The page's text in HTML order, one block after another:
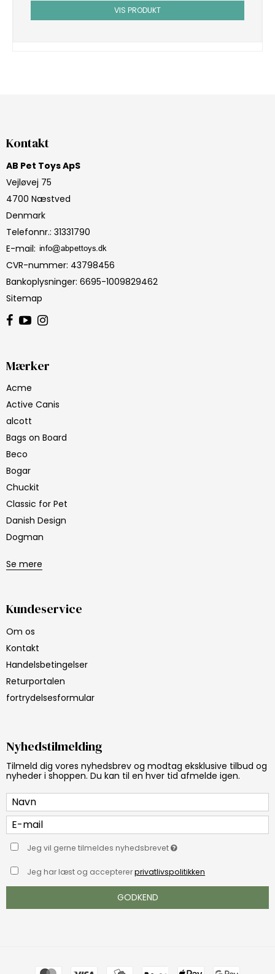
VIS PRODUKT
Kontakt
AB Pet Toys ApS
Vejløvej 75
4700 Næstved
Denmark
Telefonnr.: 31331790
E-mail:
CVR-nummer: 43798456
Bankoplysninger: 6695-1009829462
Sitemap
Mærker
Acme
Active Canis
alcott
Bags on Board
Beco
Bogar
Chuckit
Classic for Pet
Danish Design
Dogman
Se mere
Kundeservice
Om os
Kontakt
Handelsbetingelser
Returportalen
fortrydelsesformular
Nyhedstilmelding
Tilmeld dig vores nyhedsbrev og modtag eksklusive tilbud og
nyheder i shoppen. Du kan til en hver tid afmelde igen.
Jeg vil gerne tilmeldes nyhedsbrevet
Jeg har læst og acceptererprivatlivspolitikken
GODKEND